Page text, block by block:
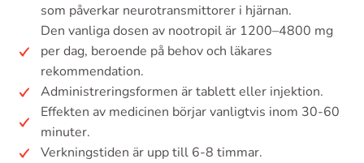
som påverkar neurotransmittorer i hjärnan.
Den vanliga dosen av nootropil är 1200–4800 mg
per dag, beroende på behov och läkares
rekommendation.
Administreringsformen är tablett eller injektion.
Effekten av medicinen börjar vanligtvis inom 30-60
minuter.
Verkningstiden är upp till 6-8 timmar.